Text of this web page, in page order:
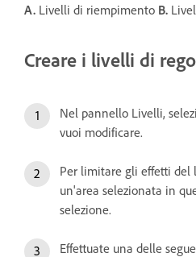
A. Livelli di riempimento B.
Creare i livelli di
Nel pannello Livelli,
vuoi modificare.
Per limitare gli effetti del
un'area selezionata in
selezione.
Effettuate una delle